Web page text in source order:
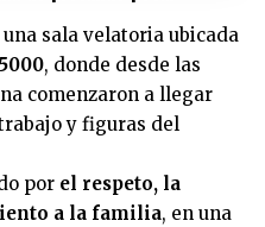
sala velatoria ubicada
, donde desde las
comenzaron a llegar
y figuras del
por el respeto, la
a la familia, en una